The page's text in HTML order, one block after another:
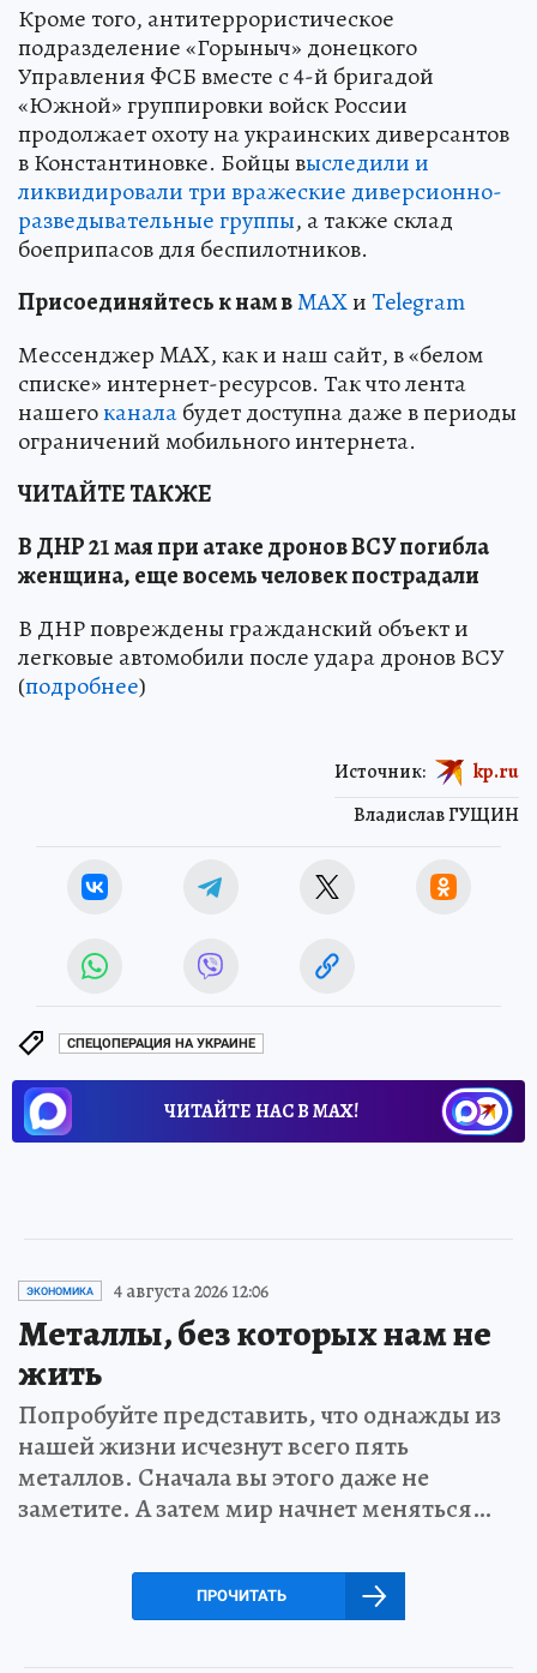
Кроме того, антитеррористическое
подразделение «Горыныч» донецкого
Управления ФСБ вместе с 4-й бригадой
«Южной» группировки войск России
продолжает охоту на украинских диверсантов
в Константиновке. Бойцы выследили и
ликвидировали три вражеские диверсионно-
разведывательные группы, а также склад
боеприпасов для беспилотников.
Присоединяйтесь к нам вMAXиTelegram
Мессенджер MAX, как и наш сайт, в «белом
списке» интернет-ресурсов. Так что лента
нашегоканалабудет доступна даже в периоды
ограничений мобильного интернета.
ЧИТАЙТЕ ТАКЖЕ
В ДНР 21 мая при атаке дронов ВСУ погибла
женщина, еще восемь человек пострадали
В ДНР повреждены гражданский объект и
легковые автомобили после удара дронов ВСУ
(подробнее)
Владислав ГУЩИН
Источник: kp.ru
СПЕЦОПЕРАЦИЯ НА УКРАИНЕ
ЧИТАЙТЕ НАС В МАХ!
ЭКОНОМИКА 4 августа 2026 12:06
Металлы, без которых нам не
жить
Попробуйте представить, что однажды из
нашей жизни исчезнут всего пять
металлов. Сначала вы этого даже не
заметите. А затем мир начнет меняться…
ПРОЧИТАТЬ